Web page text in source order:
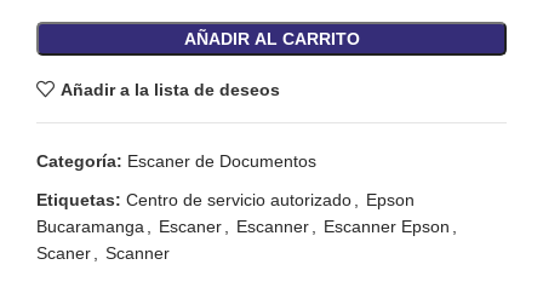
AÑADIR AL CARRITO
Añadir a la lista de deseos
Categoría: Escaner de Documentos
Etiquetas: Centro de servicio autorizado, Epson
Bucaramanga, Escaner, Escanner, Escanner Epson ,
Scaner, Scanner